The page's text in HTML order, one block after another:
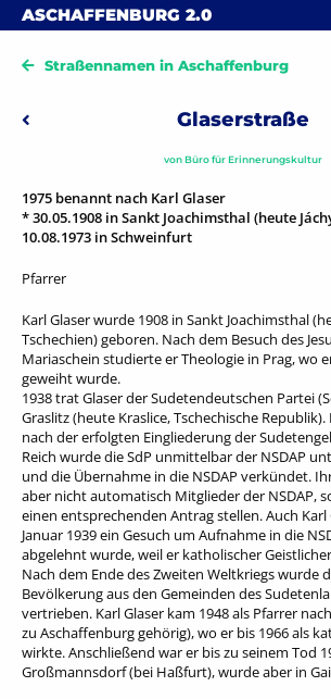
Skip to content
ASCHAFFENBURG 2.0
Straßennamen in Aschaffenburg
Beitragsnavigation
Vorheriger: GneisenaustraßeGlaserstraße
vonBüro für Erinnerungskultur
1975 benannt nach Karl Glaser
* 30.05.1908 in Sankt Joachimsthal (heute
10.08.1973 in Schweinfurt
Pfarrer
Karl Glaser wurde 1908 in Sankt Joachimsthal
Tschechien) geboren. Nach dem Besuch des
Mariaschein studierte er Theologie in Prag, wo
geweiht wurde.
1938 trat Glaser der Sudetendeutschen Partei
Graslitz (heute Kraslice, Tschechische
nach der erfolgten Eingliederung der
Reich wurde die SdP unmittelbar der NSDAP
und die Übernahme in die NSDAP verkündet.
aber nicht automatisch Mitglieder der NSDAP,
einen entsprechenden Antrag stellen. Auch Karl
Januar 1939 ein Gesuch um Aufnahme in die
abgelehnt wurde, weil er katholischer
Nach dem Ende des Zweiten Weltkriegs wurde
Bevölkerung aus den Gemeinden des
vertrieben. Karl Glaser kam 1948 als Pfarrer
zu Aschaffenburg gehörig), wo er bis 1966 als
wirkte. Anschließend war er bis zu seinem Tod
Großmannsdorf (bei Haßfurt), wurde aber in